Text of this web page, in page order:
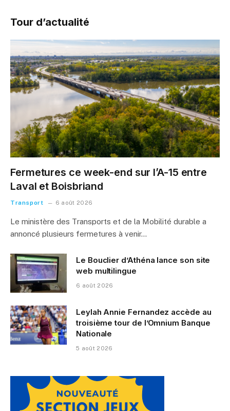
Tour d’actualité
Fermetures ce week-end sur l’A-15 entre
Laval et Boisbriand
Transport 6 août 2026
Le ministère des Transports et de la Mobilité durable a
annoncé plusieurs fermetures à venir…
Le Bouclier d’Athéna lance son site
web multilingue
6 août 2026
Leylah Annie Fernandez accède au
troisième tour de l’Omnium Banque
Nationale
5 août 2026